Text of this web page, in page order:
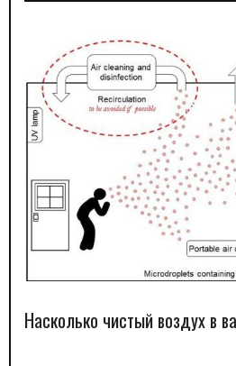
Насколько чистый воздух в